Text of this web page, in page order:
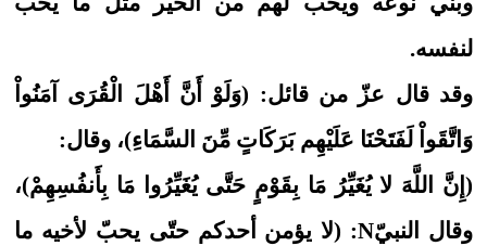
لنفسه.
وقد قال عزّ من قائل: (وَلَوْ أَنَّ أَهْلَ الْقُرَى آمَنُواْ
وَاتَّقَواْ لَفَتَحْنَا عَلَيْهِم بَرَكَاتٍ مِّنَ السَّمَاءِ)، وقال:
(إِنَّ اللَّهَ لا يُغَيِّرُ مَا بِقَوْمٍ حَتَّى يُغَيِّرُوا مَا بِأَنفُسِهِمْ)،
وقال النبيّN: (لا يؤمن أحدكم حتّى يحبّ لأخيه ما